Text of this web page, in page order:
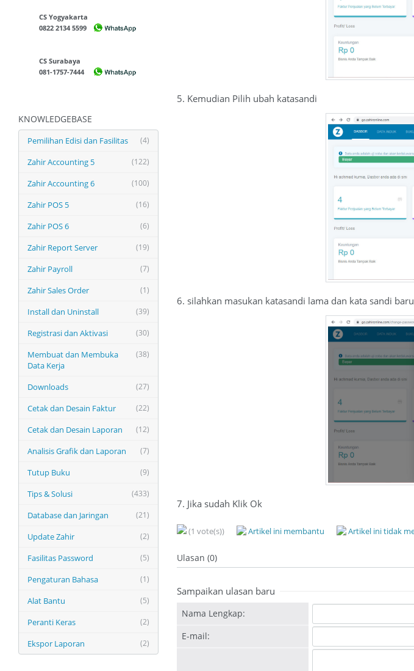
CS Yogyakarta
0822 2134 5599
CS Surabaya
081-1757-7444
KNOWLEDGEBASE
(4)
Pemilihan Edisi dan Fasilitas
(122)
Zahir Accounting 5
(100)
Zahir Accounting 6
(16)
Zahir POS 5
(6)
Zahir POS 6
(19)
Zahir Report Server
(7)
Zahir Payroll
(1)
Zahir Sales Order
(39)
Install dan Uninstall
(30)
Registrasi dan Aktivasi
(38)
Membuat dan Membuka
Data Kerja
(27)
Downloads
(22)
Cetak dan Desain Faktur
(12)
Cetak dan Desain Laporan
(7)
Analisis Grafik dan Laporan
(9)
Tutup Buku
(433)
Tips & Solusi
(21)
Database dan Jaringan
(2)
Update Zahir
(5)
Fasilitas Password
(1)
Pengaturan Bahasa
(5)
Alat Bantu
(2)
Peranti Keras
(2)
Ekspor Laporan
5. Kemudian Pilih ubah katasandi
6. silahkan masukan katasandi lama dan kata sandi baru
7. Jika sudah Klik Ok
(1 vote(s)) Artikel ini membantu Artikel ini tidak
Ulasan (0)
Sampaikan ulasan baru
Nama Lengkap:
E-mail: